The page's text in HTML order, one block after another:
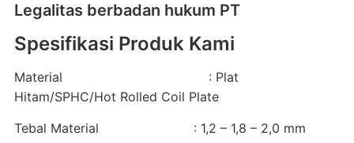
Legalitas berbadan hukum PT
Spesifikasi Produk Kami
Material : Plat
Hitam/SPHC/Hot Rolled Coil Plate
Tebal Material : 1,2 – 1,8 – 2,0 mm